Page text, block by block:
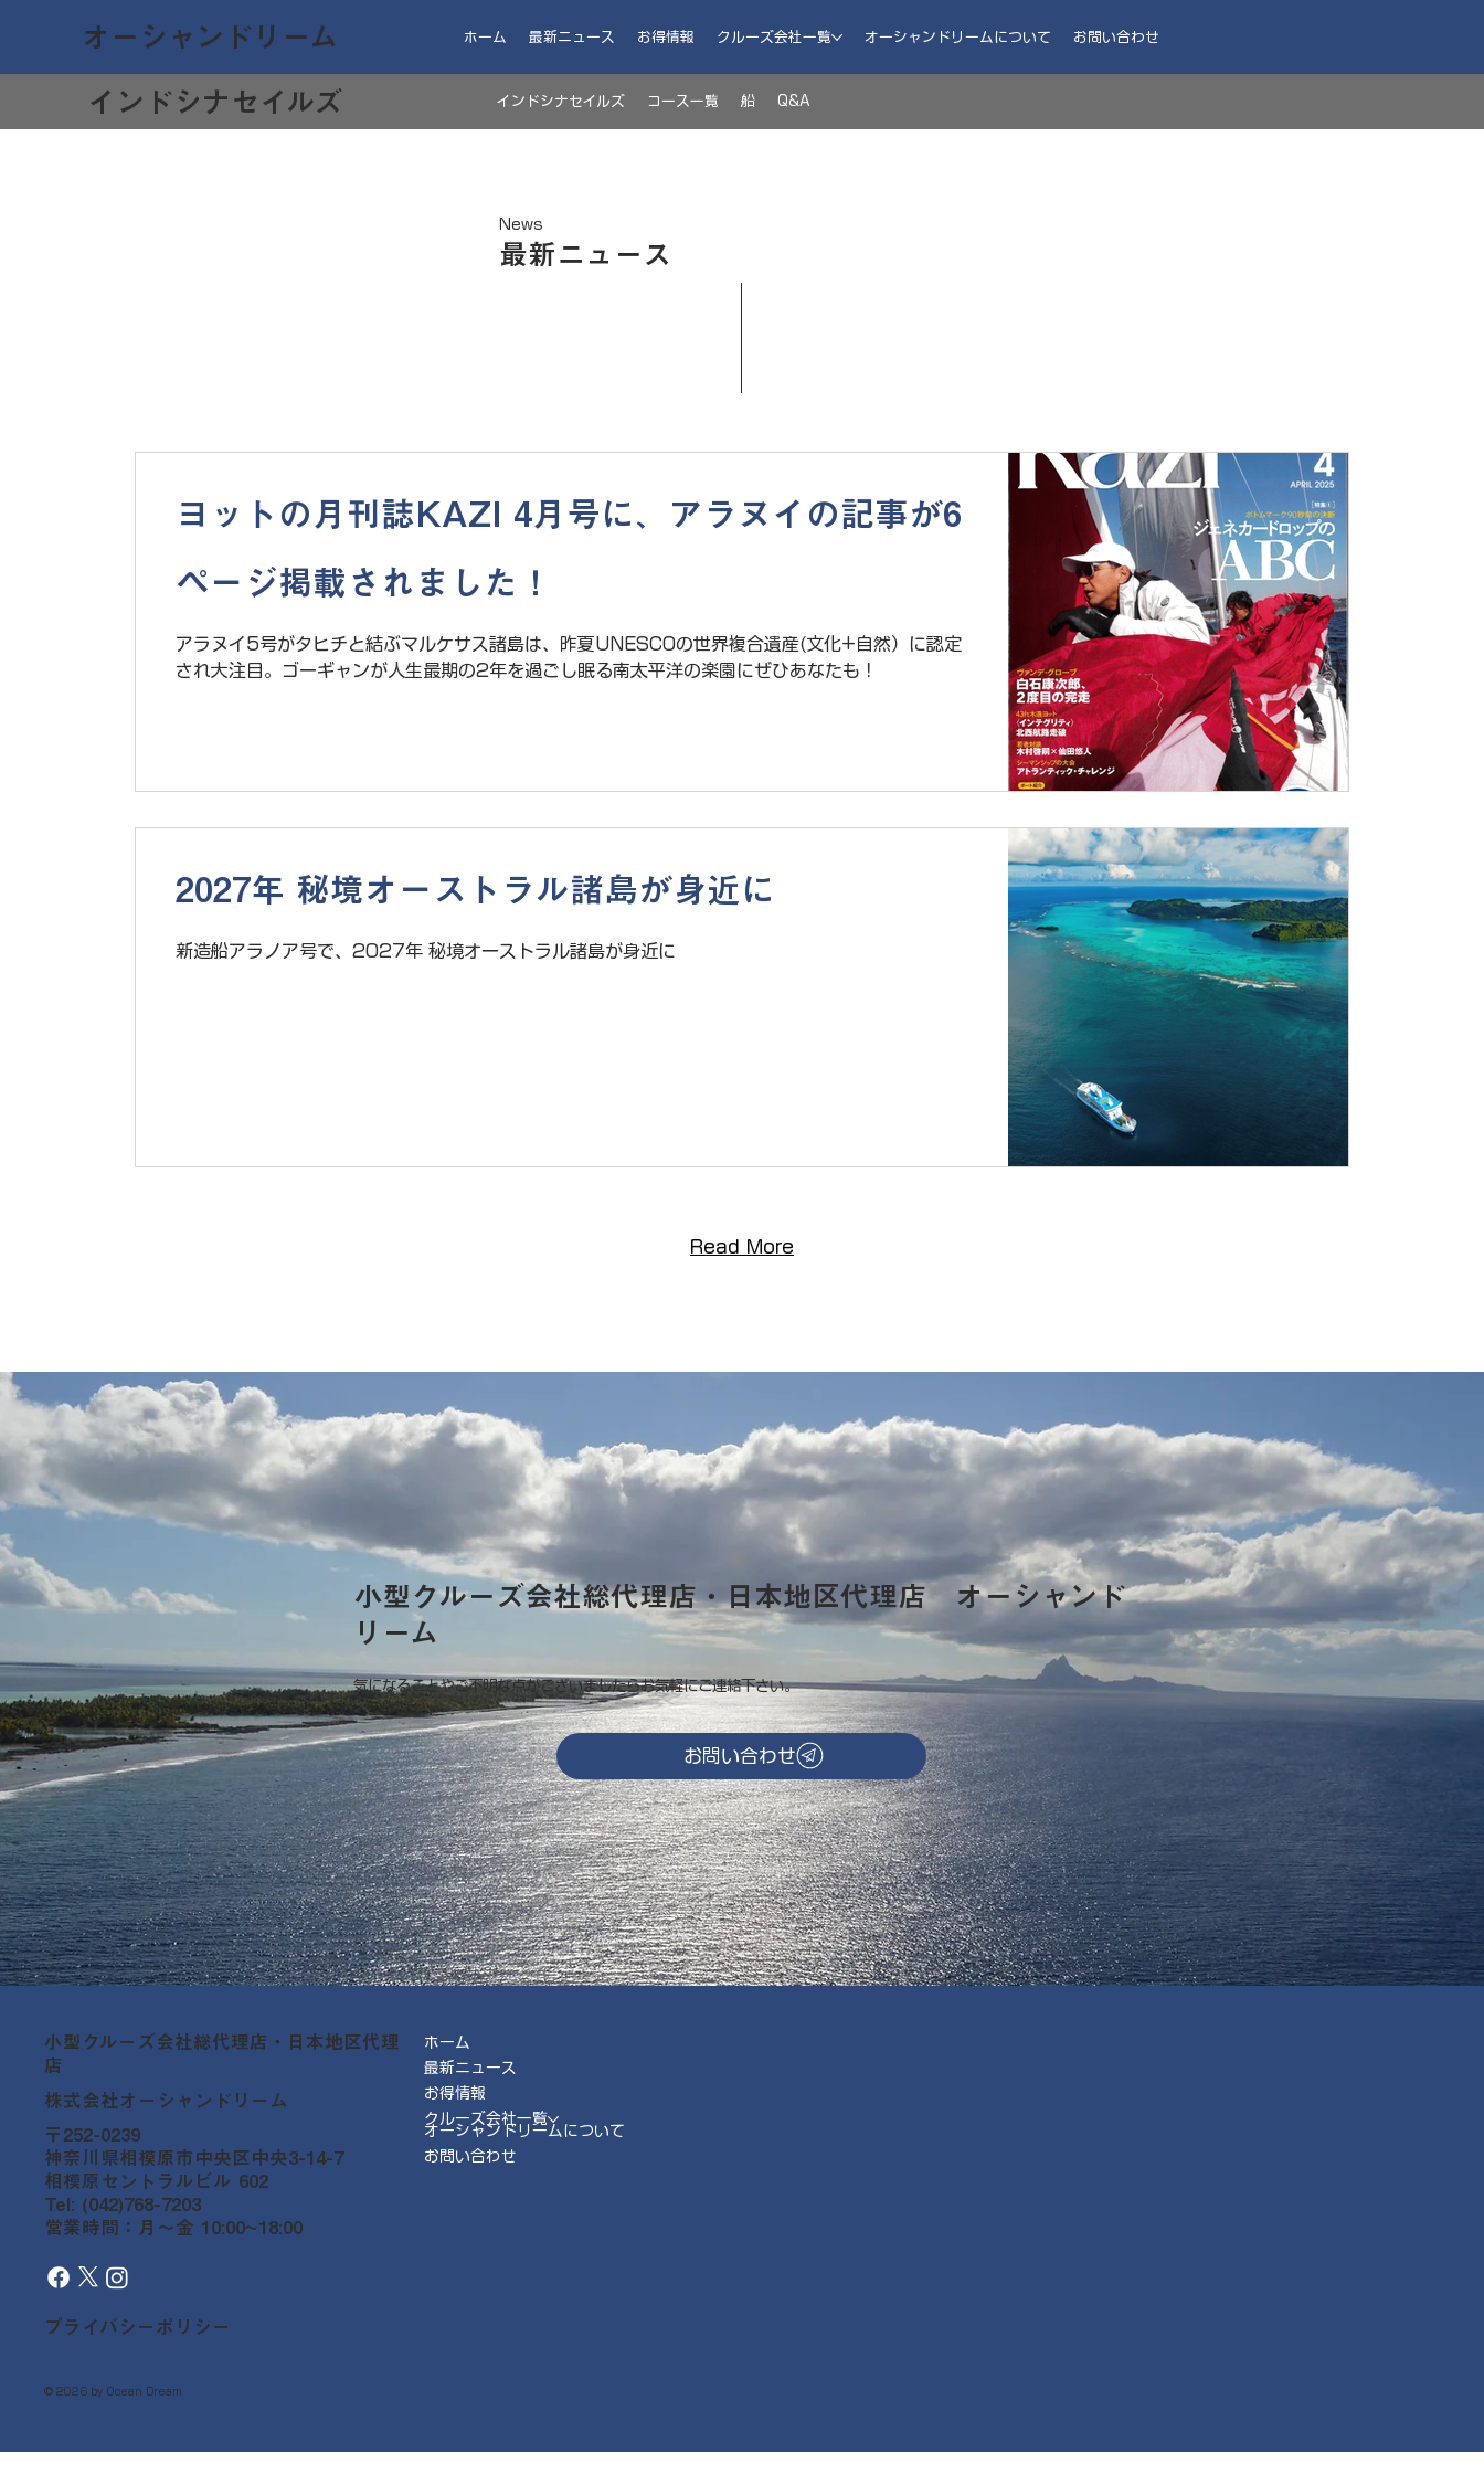
オーシャンドリーム ホーム 最新ニュース お得情報 クルーズ会社一覧 オーシャンドリームについて お問い合わせ
​インドシナセイルズ インドシナセイルズ コース一覧 船 Q&A
News
最新ニュース
ヨットの月刊誌KAZI 4月号に、アラヌイの記事が6
ページ掲載されました！
アラヌイ5号がタヒチと結ぶマルケサス諸島は、昨夏UNESCOの世界複合遺産(文化+自然）に認定
され大注目。ゴーギャンが人生最期の2年を過ごし眠る南太平洋の楽園にぜひあなたも！
2027年 秘境オーストラル諸島が身近に
新造船アラノア号で、2027年 秘境オーストラル諸島が身近に
Read More
小型クルーズ会社総代理店・日本地区代理店 オーシャンド
リーム
気になることやご不明な点がございましたらお気軽にご連絡下さい。
お問い合わせ
小型クルーズ会社総代理店・日本地区代理
店
株式会社オーシャンドリーム
〒252-0239
神奈川県相模原市中央区中央3-14-7
相模原セントラルビル 602
Tel: (042)768-7203
営業時間：月～金 10:00~18:00
プライバシーポリシー
ホーム
最新ニュース
お得情報
クルーズ会社一覧
オーシャンドリームについて
お問い合わせ
© 2026 by Ocean Dream